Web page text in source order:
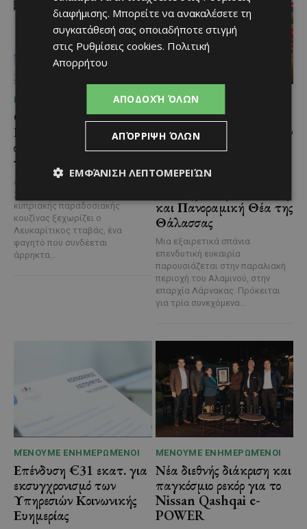
ΜΈΝΟΥΜΕ ΕΝΗΜΕΡΩΜΈΝΟΙ
Ο Λευκαρίτικος τταβάς:
Η αυθεντική κυπριακή
συνταγή που περνά από
γενιά σε γενιά
Ανάμεσα στα πιο
χαρακτηριστικά φαγητά της
κυπριακής παραδοσιακής
κουζίνας ξεχωρίζει ο
Λευκαρίτικος τταβάς, ένα
φαγητό που συνδέεται
άρρηκτα...
ΜΈΝΟΥΜΕ ΕΝΗΜΕΡΩΜΈΝΟΙ
Εμβληματική
Τουριστική Έκταση στην
Παραλιακή Ζώνη
Αδειοδοτημένη
και Πανοραμική Θέα της
Θάλασσας
Μια εξαιρετικά σπάνια
επενδυτική ευκαιρία
παρουσιάζεται στην παραλιακή
περιοχή του Αλαμινού, στην
επαρχία Λάρνακας. Πρόκειται
για τρία συνεχόμενα...
ΜΈΝΟΥΜΕ ΕΝΗΜΕΡΩΜΈΝΟΙ
Επένδυση €31 εκατ. για
εκσυγχρονισμό των
Υπηρεσιών Κοινωνικής
Ευημερίας
ΜΈΝΟΥΜΕ ΕΝΗΜΕΡΩΜΈΝΟΙ
Νέα διεθνής διάκριση και
παγκόσμιο ρεκόρ για το
Nissan Qashqai e-
POWER
διαφήμισης. Μπορείτε να ανακαλέσετε τη
συγκατάθεσή σας οποιαδήποτε στιγμή
στις Ρυθμίσεις cookies. Πολιτική
Απορρήτου
ΑΠΟΔΟΧΉ ΌΛΩΝ
ΑΠΌΡΡΙΨΗ ΌΛΩΝ
ΕΜΦΆΝΙΣΗ ΛΕΠΤΟΜΕΡΕΙΏΝ